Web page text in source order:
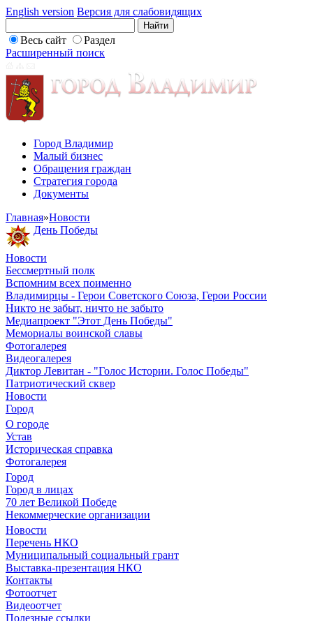
English version Версия для слабовидящих
Весь сайт
Раздел
Расширенный поиск
Город Владимир
Малый бизнес
Обращения граждан
Стратегия города
Документы
Главная»Новости
День Победы
Новости
Бессмертный полк
Вспомним всех поименно
Владимирцы - Герои Советского Союза, Герои России
Никто не забыт, ничто не забыто
Медиапроект "Этот День Победы"
Мемориалы воинской славы
Фотогалерея
Видеогалерея
Диктор Левитан - "Голос Истории. Голос Победы"
Патриотический сквер
Новости
Город
О городе
Устав
Историческая справка
Фотогалерея
Город
Город в лицах
70 лет Великой Победе
Некоммерческие организации
Новости
Перечень НКО
Муниципальный социальный грант
Выставка-презентация НКО
Контакты
Фотоотчет
Видеоотчет
Полезные ссылки